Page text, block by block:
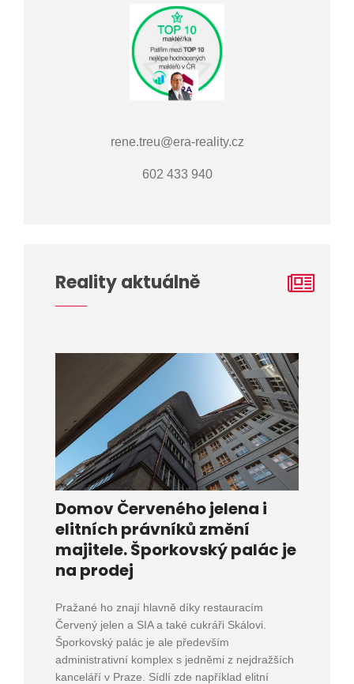
rene.treu@era-reality.cz
602 433 940
Reality aktuálně
Domov Červeného jelena i
elitních právníků změní
majitele. Šporkovský palác je
na prodej
Pražané ho znají hlavně díky restauracím
Červený jelen a SIA a také cukráři Skálovi.
Šporkovský palác je ale především
administrativní komplex s jedněmi z nejdražších
kanceláří v Praze. Sídlí zde například elitní